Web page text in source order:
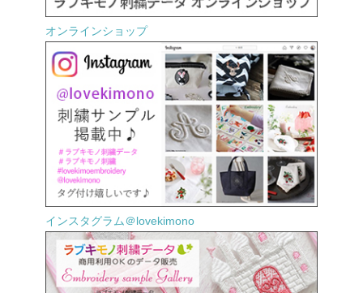
オンラインショップ
インスタグラム＠lovekimono